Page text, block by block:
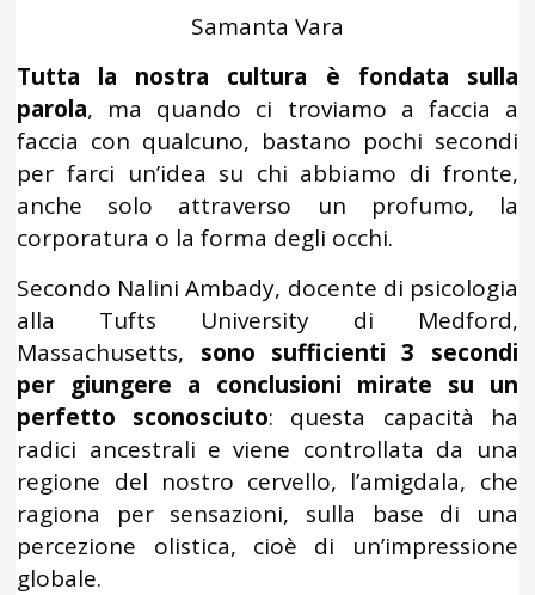
Samanta Vara
Tutta la nostra cultura è fondata sulla
parola, ma quando ci troviamo a faccia a
faccia con qualcuno, bastano pochi secondi
per farci un’idea su chi abbiamo di fronte,
anche solo attraverso un profumo, la
corporatura o la forma degli occhi.
Secondo Nalini Ambady, docente di psicologia
alla Tufts University di Medford,
Massachusetts, sono sufficienti 3 secondi
per giungere a conclusioni mirate su un
perfetto sconosciuto: questa capacità ha
radici ancestrali e viene controllata da una
regione del nostro cervello, l’amigdala, che
ragiona per sensazioni, sulla base di una
percezione olistica, cioè di un’impressione
globale.